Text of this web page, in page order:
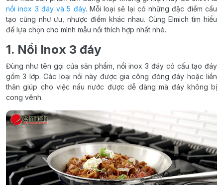
nồi inox 3 đáy và 5 đáy. Mỗi loại sẽ lại có những đặc điểm cấu
tạo cũng như ưu, nhược điểm khác nhau. Cùng Elmich tìm hiểu
để lựa chọn cho mình mẫu nồi thích hợp nhất nhé.
1. Nồi Inox 3 đáy
Đùng như tên gọi của sản phẩm, nồi inox 3 đáy có cấu tạo đáy
gồm 3 lớp. Các loại nồi này được gia công đóng đáy hoặc liền
thân giúp cho việc nấu nước được dễ dàng mà đáy không bị
cong vênh.